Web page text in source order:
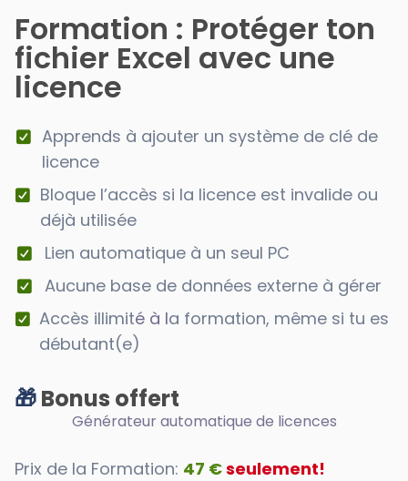
Formation : Protéger ton
fichier Excel avec une
licence
Apprends à ajouter un système de clé de
licence
Bloque l’accès si la licence est invalide ou
déjà utilisée
Lien automatique à un seul PC
Aucune base de données externe à gérer
Accès illimité à la formation, même si tu es
débutant(e)
🎁Bonus offert
Générateur automatique de licences
Prix de la Formation: 47 €seulement!